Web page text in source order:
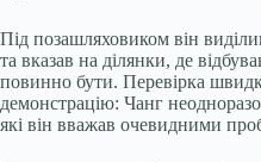
Під позашляховиком він
та вказав на ділянки, де
повинно бути. Перевірка
демонстрацію: Чанг
які він вважав очевидними